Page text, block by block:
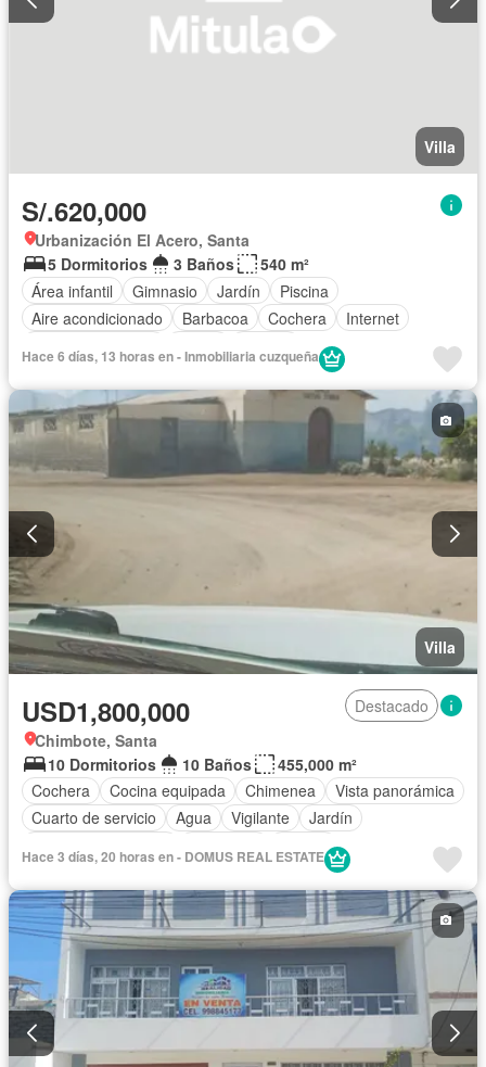
Villa
S/.620,000
Urbanización El Acero, Santa
5 Dormitorios
3 Baños
540 m²
Área infantil
Gimnasio Jardín
Piscina
Aire acondicionado
Barbacoa Cochera
Internet
Acceso para personas con discapacidad
Cocina equipada
Calefacción
Terraza Tanque de agua
Ascensor
Gas natural
Caseta de vigilancia
Armario empotrado
Vista panorámica Chimenea Patio
Agua
Vigilante
Seguridad Parcialmente amoblado
Hace 6 días, 13 horas en - Inmobiliaria cuzqueña
Villa
USD1,800,000
Destacado
Chimbote, Santa
10 Dormitorios
10 Baños
455,000 m²
Cochera
Cocina equipada Chimenea
Vista panorámica
Cuarto de servicio
Agua Vigilante
Jardín
Hace 3 días, 20 horas en - DOMUS REAL ESTATE